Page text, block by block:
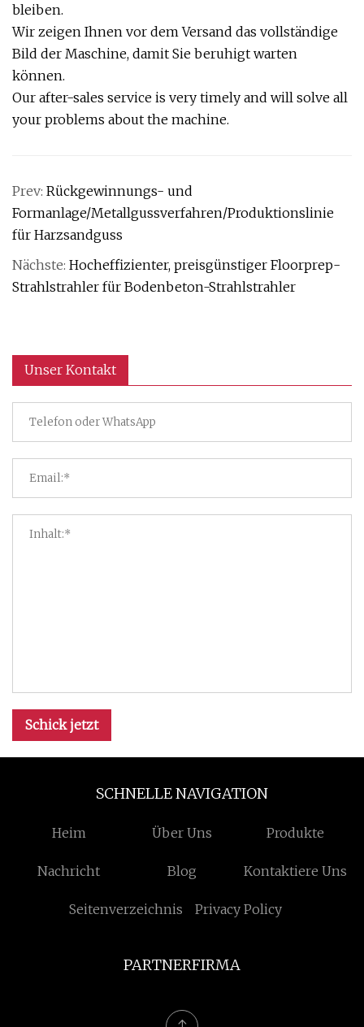
bleiben.
Wir zeigen Ihnen vor dem Versand das vollständige
Bild der Maschine, damit Sie beruhigt warten
können.
Our after-sales service is very timely and will solve all
your problems about the machine.
Prev: Rückgewinnungs- und
Formanlage/Metallgussverfahren/Produktionslinie
für Harzsandguss
Nächste: Hocheffizienter, preisgünstiger Floorprep-
Strahlstrahler für Bodenbeton-Strahlstrahler
Unser Kontakt
Schick jetzt
SCHNELLE NAVIGATION
Heim Über Uns Produkte
Nachricht Blog Kontaktiere Uns
Seitenverzeichnis Privacy Policy
PARTNERFIRMA